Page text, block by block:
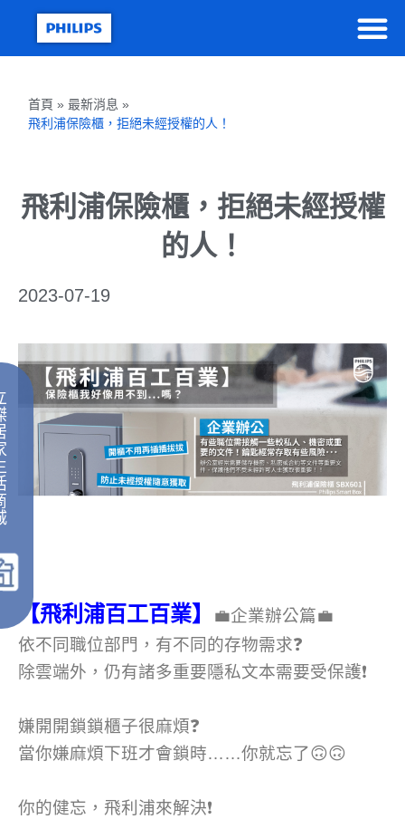
首頁 » 最新消息 »
飛利浦保險櫃，拒絕未經授權的人！
飛利浦保險櫃，拒絕未經授權
的人！
2023-07-19
【飛利浦百工百業】
💼企業辦公篇💼
依不同職位部門，有不同的存物需求❓
除雲端外，仍有諸多重要隱私文本需要受保護❗
嫌開開鎖鎖櫃子很麻煩❓
當你嫌麻煩下班才會鎖時……你就忘了🙃🙃
你的健忘，飛利浦來解決❗